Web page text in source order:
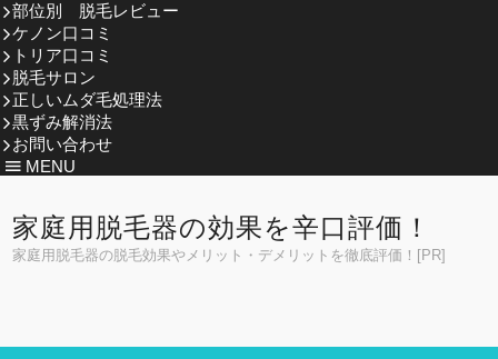
部位別 脱毛レビュー
ケノン口コミ
トリア口コミ
脱毛サロン
正しいムダ毛処理法
黒ずみ解消法
お問い合わせ
MENU
家庭用脱毛器の効果を辛口評価！
家庭用脱毛器の脱毛効果やメリット・デメリットを徹底評価！[PR]